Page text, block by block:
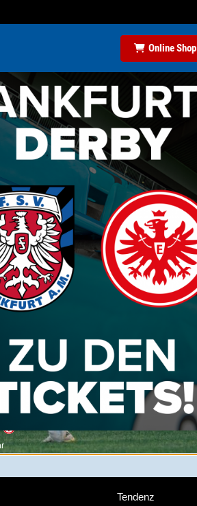
Online Shop
2:3
Tendenz